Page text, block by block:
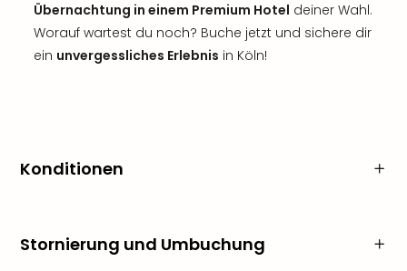
Übernachtung in einem Premium Hotel deiner Wahl.
Worauf wartest du noch? Buche jetzt und sichere dir
ein unvergessliches Erlebnis in Köln!
Konditionen
Stornierung und Umbuchung